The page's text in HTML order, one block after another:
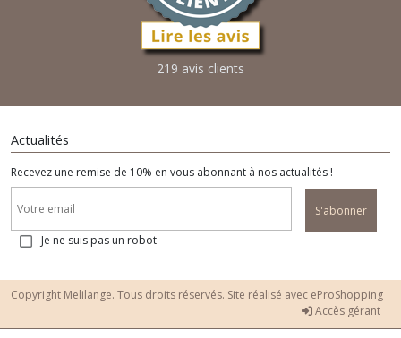
219 avis clients
Actualités
Recevez une remise de 10% en vous abonnant à nos actualités !
S'abonner
Je ne suis pas un robot
Copyright Melilange. Tous droits réservés. Site réalisé avec eProShopping
Accès gérant